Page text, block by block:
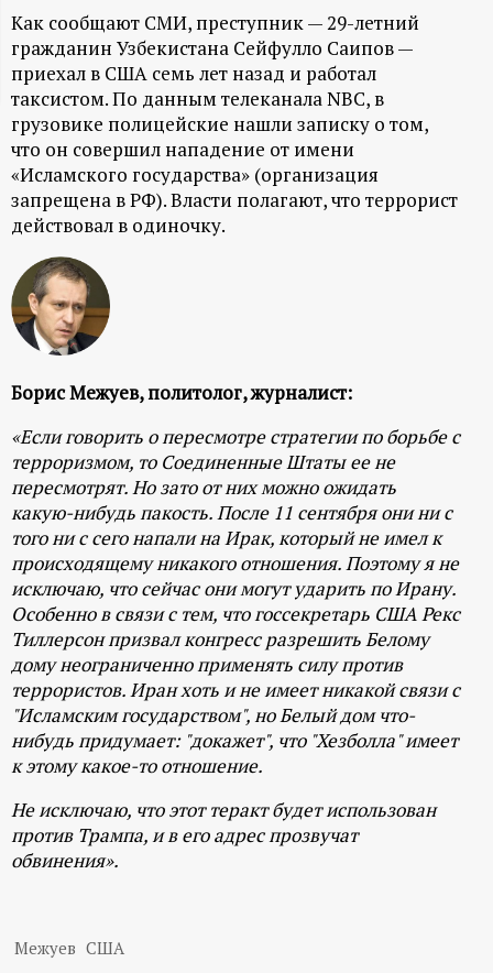
м
а
ц
и
о
н
н
ы
й
п
о
р
т
а
л
Как сообщают СМИ, преступник — 29-летний
гражданин Узбекистана Сейфулло Саипов —
приехал в США семь лет назад и работал
таксистом. По данным телеканала NBC, в
грузовике полицейские нашли записку о том,
что он совершил нападение от имени
«Исламского государства» (организация
запрещена в РФ). Власти полагают, что террорист
действовал в одиночку.
Борис Межуев, политолог, журналист:
«Если говорить о пересмотре стратегии по борьбе с
терроризмом, то Соединенные Штаты ее не
пересмотрят. Но зато от них можно ожидать
какую-нибудь пакость. После 11 сентября они ни с
того ни с сего напали на Ирак, который не имел к
происходящему никакого отношения. Поэтому я не
исключаю, что сейчас они могут ударить по Ирану.
Особенно в связи с тем, что госсекретарь США Рекс
Тиллерсон призвал конгресс разрешить Белому
дому неограниченно применять силу против
террористов. Иран хоть и не имеет никакой связи с
"Исламским государством", но Белый дом что-
нибудь придумает: "докажет", что "Хезболла" имеет
к этому какое-то отношение.
Не исключаю, что этот теракт будет использован
против Трампа, и в его адрес прозвучат
обвинения».
Межуев США